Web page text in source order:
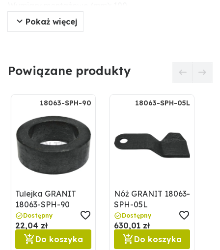
Długość (mm): 395
Grubość (mm): 12
Pokaż więcej
Powiązane produkty
18063-SPH-90
Tulejka GRANIT
18063-SPH-90
Dostępny
22,04 zł
Do koszyka
18063-SPH-05L
Nóż GRANIT 18063-
SPH-05L
Dostępny
630,01 zł
Do koszyka